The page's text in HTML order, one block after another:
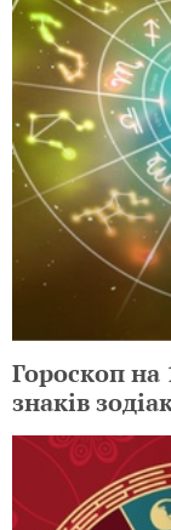
Гороскоп на
знаків